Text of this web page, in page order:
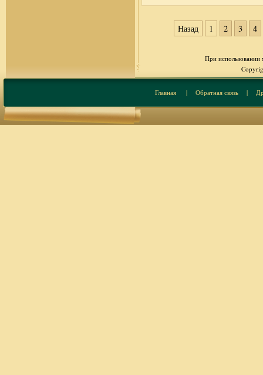
Назад 1 2 3 4
При использовании
Главная| Обратная связь|